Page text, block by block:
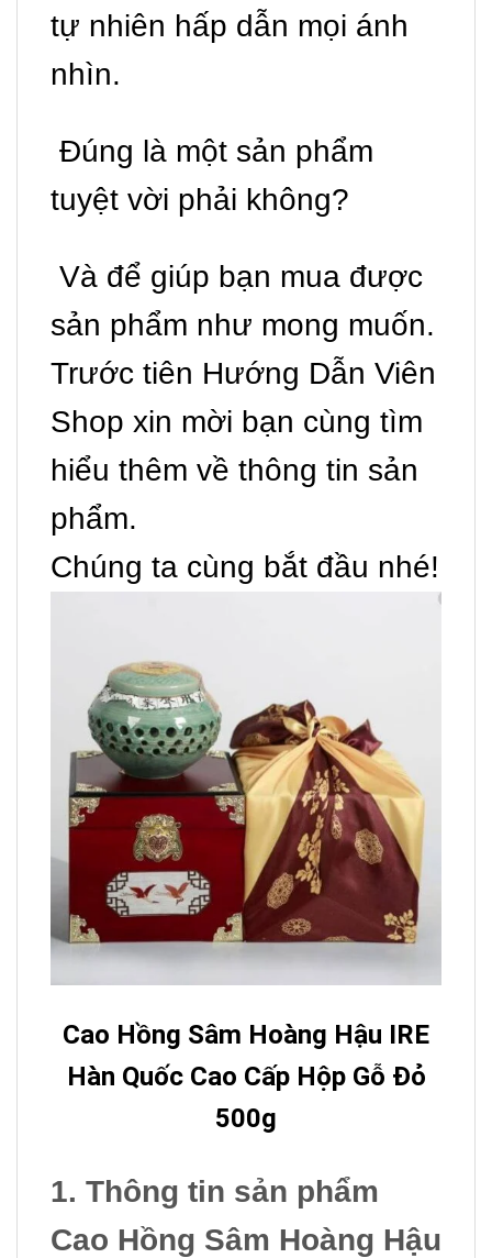
tự nhiên hấp dẫn mọi ánh
nhìn.
Đúng là một sản phẩm
tuyệt vời phải không?
Và để giúp bạn mua được
sản phẩm như mong muốn.
Trước tiên Hướng Dẫn Viên
Shop xin mời bạn cùng tìm
hiểu thêm về thông tin sản
phẩm.
Chúng ta cùng bắt đầu nhé!
Cao Hồng Sâm Hoàng Hậu IRE
Hàn Quốc Cao Cấp Hộp Gỗ Đỏ
500g
1. Thông tin sản phẩm
Cao Hồng Sâm Hoàng Hậu